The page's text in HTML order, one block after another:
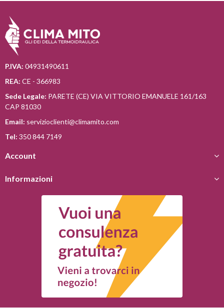
P.IVA: 04931490611
REA: CE - 366983
Sede Legale: PARETE (CE) VIA VITTORIO EMANUELE 161/163
CAP 81030
Email: servizioclienti@climamito.com
Tel: 350 844 7149
Account
Informazioni